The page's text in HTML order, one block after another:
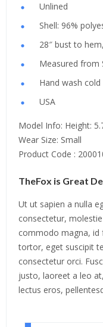
Unlined
Shell: 96%
28″ bust to
Measured from
Hand wash cold
USA
Model Info: Height:
Wear Size: Small
Product Code :
TheFox is Great
Ut ut sapien a nulla
consectetur,
commodo magna, id
tortor, eget suscipit
consectetur orci.
justo, laoreet a leo
lectus eros,